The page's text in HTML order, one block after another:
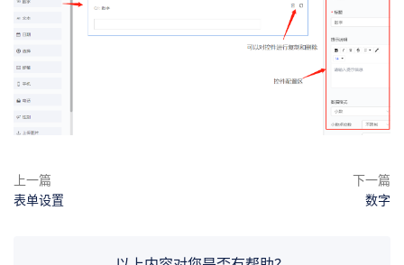
上一篇
表单设置
下一篇
数字